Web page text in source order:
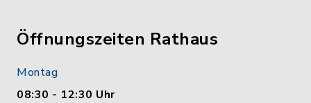
Öffnungszeiten Rathaus
Montag
08:30 - 12:30 Uhr